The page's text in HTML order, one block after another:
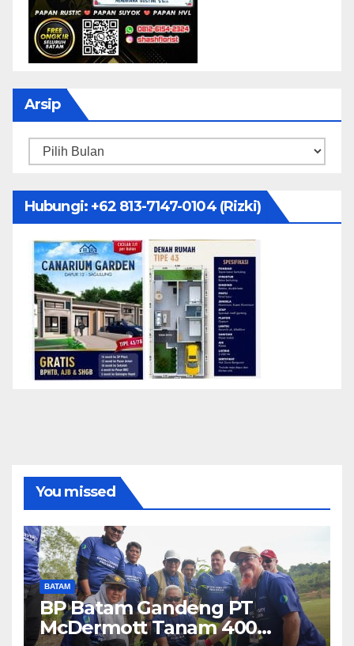
Arsip
Arsip
Hubungi: ‪+62 813-7147-0104‬ (Rizki)
You missed
BATAM
BP Batam Gandeng PT
McDermott Tanam 400